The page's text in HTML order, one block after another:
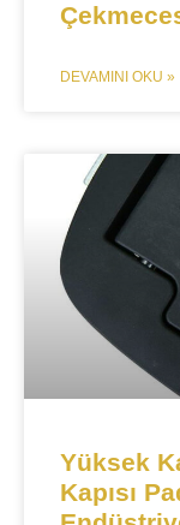
DEVAMINI OKU »
​​Yüksek
Kapısı